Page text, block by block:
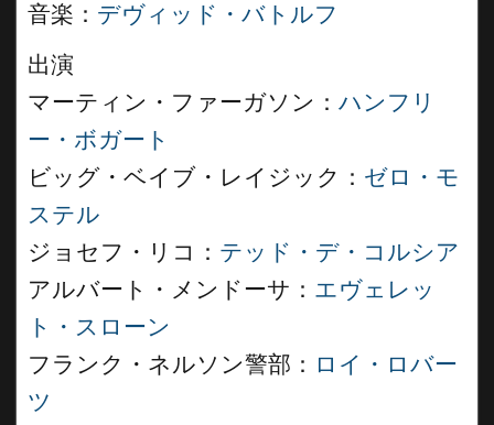
音楽： デヴィッド・バトルフ
出演
マーティン・ファーガソン： ハンフリ
ー・ボガート
ビッグ・ベイブ・レイジック： ゼロ・モ
ステル
ジョセフ・リコ： テッド・デ・コルシア
アルバート・メンドーサ： エヴェレッ
ト・スローン
フランク・ネルソン警部： ロイ・ロバー
ツ